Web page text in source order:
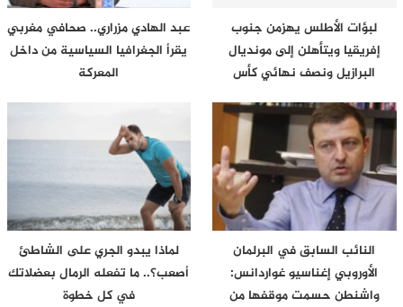
لبؤات الأطلس يهزمن جنوب
إفريقيا ويتأهلن إلى مونديال
البرازيل ونصف نهائي كأس
عبد الهادي مزراري.. صحافي مغربي
يقرأ الجغرافيا السياسية من داخل
المعركة
النائب السابق في البرلمان
الأوروبي إغناسيو غواردانس:
واشنطن حسمت موقفها من
لماذا يبدو الجري على الشاطئ
أصعب؟.. ما تفعله الرمال بعضلاتك
في كل خطوة